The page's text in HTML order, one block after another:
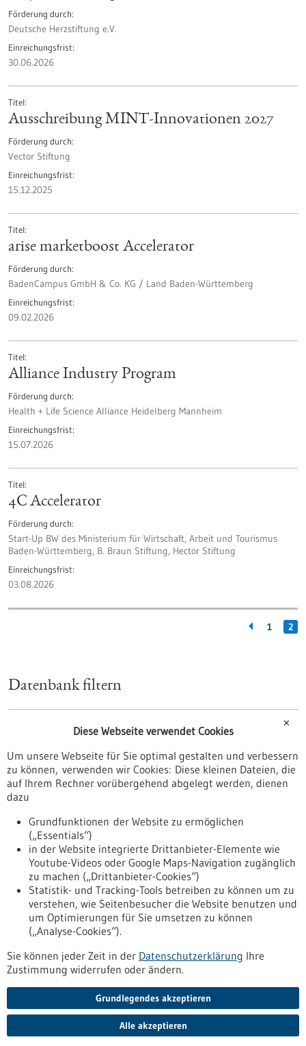
Förderung durch
Deutsche Herzstiftung e.V.
Einreichungsfrist
30.06.2026
Titel
Ausschreibung MINT-Innovationen 2027
Förderung durch
Vector Stiftung
Einreichungsfrist
15.12.2025
Titel
arise marketboost Accelerator
Förderung durch
BadenCampus GmbH & Co. KG / Land Baden-Württemberg
Einreichungsfrist
09.02.2026
Titel
Alliance Industry Program
Förderung durch
Health + Life Science Alliance Heidelberg Mannheim
Einreichungsfrist
15.07.2026
Titel
4C Accelerator
Förderung durch
Start-Up BW des Ministerium für Wirtschaft, Arbeit und Tourismus
Baden-Württemberg, B. Braun Stiftung, Hector Stiftung
Einreichungsfrist
03.08.2026
1 2
Datenbank filtern
Stipendium
Wettbewerb
Nach oben
Informiert bleiben
Newsletter abonnieren
✕
Diese Webseite verwendet Cookies
Um unsere Webseite für Sie optimal gestalten und verbessern
zu können, verwenden wir Cookies: Diese kleinen Dateien, die
auf Ihrem Rechner vorübergehend abgelegt werden, dienen
dazu
Grundfunktionen der Website zu ermöglichen
(„Essentials“)
in der Website integrierte Drittanbieter-Elemente wie
Youtube-Videos oder Google Maps-Navigation zugänglich
zu machen („Drittanbieter-Cookies“)
Statistik- und Tracking-Tools betreiben zu können um zu
verstehen, wie Seitenbesucher die Website benutzen und
um Optimierungen für Sie umsetzen zu können
(„Analyse-Cookies“).
Sie können jeder Zeit in der Datenschutzerklärung Ihre
Zustimmung widerrufen oder ändern.
Grundlegendes akzeptieren
Alle akzeptieren